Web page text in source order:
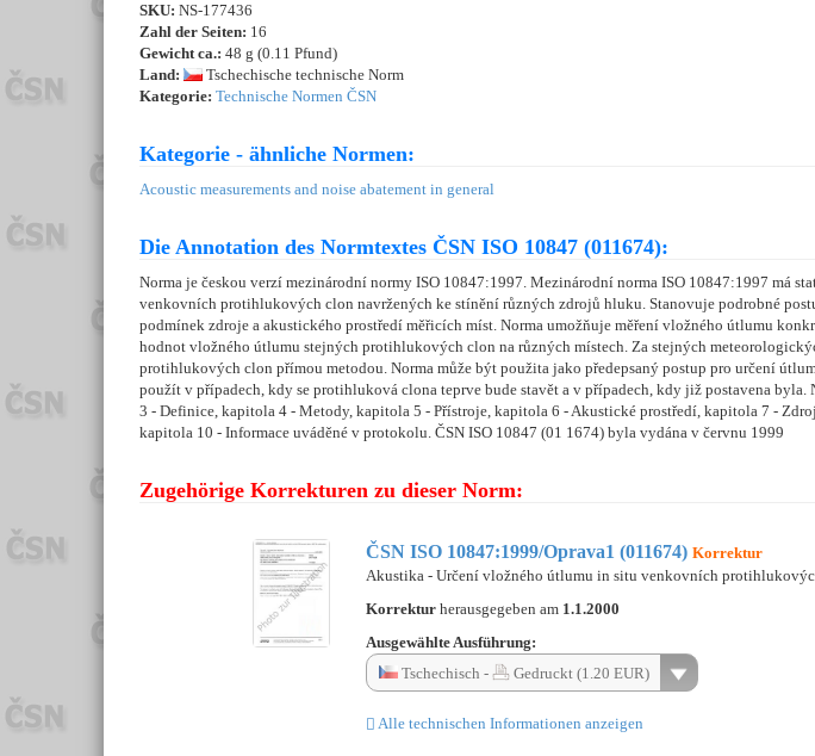
SKU: NS-177436
Zahl der Seiten: 16
Gewicht ca.: 48 g (0.11 Pfund)
Land:
Tschechische technische Norm
Kategorie: Technische Normen ČSN
Kategorie - ähnliche Normen:
Acoustic measurements and noise abatement in general
Die Annotation des Normtextes ČSN ISO 10847 (011674):
Norma je českou verzí mezinárodní normy ISO 10847:1997. Mezinárodní norma ISO 10847:1997 má
venkovních protihlukových clon navržených ke stínění různých zdrojů hluku. Stanovuje podrobné
podmínek zdroje a akustického prostředí měřicích míst. Norma umožňuje měření vložného útlumu
hodnot vložného útlumu stejných protihlukových clon na různých místech. Za stejných
protihlukových clon přímou metodou. Norma může být použita jako předepsaný postup pro určení
použít v případech, kdy se protihluková clona teprve bude stavět a v případech, kdy již postavena
3 - Definice, kapitola 4 - Metody, kapitola 5 - Přístroje, kapitola 6 - Akustické prostředí, kapitola 7 -
kapitola 10 - Informace uváděné v protokolu. ČSN ISO 10847 (01 1674) byla vydána v červnu 1999
Zugehörige Korrekturen zu dieser Norm:
ČSN ISO 10847:1999/Oprava1 (011674) Korrektur
Akustika - Určení vložného útlumu in situ venkovních
Korrektur herausgegeben am 1.1.2000
Ausgewählte Ausführung:
Tschechisch -
Gedruckt (1.20 EUR)
Alle technischen Informationen anzeigen